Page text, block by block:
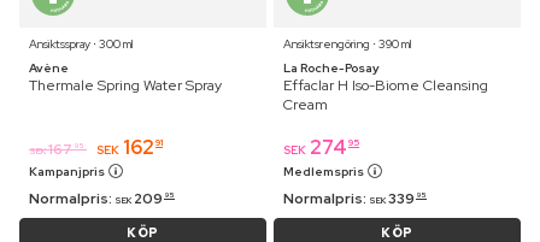
Ansiktsspray ⋅ 300 ml
Avène
Thermale Spring Water Spray
SEK 167 95 SEK 162 91
Kampanjpris
Normalpris: SEK 209 95
KÖP
Ansiktsrengöring ⋅ 390 ml
La Roche-Posay
Effaclar H Iso-Biome Cleansing
Cream
SEK 274 95
Medlemspris
Normalpris: SEK 339 95
KÖP